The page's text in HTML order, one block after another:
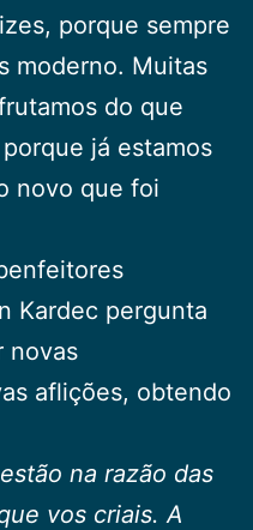
porque sempre
moderno. Muitas
do que
já estamos
novo que foi
Kardec pergunta
novas
aflições, obtendo
na razão das
vos criais. A